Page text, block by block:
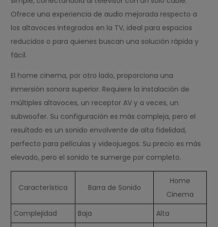
Ofrece una experiencia de audio mejorada respecto a
los altavoces integrados en la TV, ideal para espacios
reducidos o para quienes buscan una solución rápida y
fácil.
El home cinema, por otro lado, proporciona una
inmersión sonora superior. Requiere la instalación de
múltiples altavoces, un receptor AV y a veces, un
subwoofer. Su configuración es más compleja, pero el
resultado es un sonido envolvente de alta fidelidad,
perfecto para películas y videojuegos. Su precio es más
elevado, pero el sonido te sumerge por completo.
Característica Barra de Sonido
Home
Cinema
Complejidad
Baja
Alta